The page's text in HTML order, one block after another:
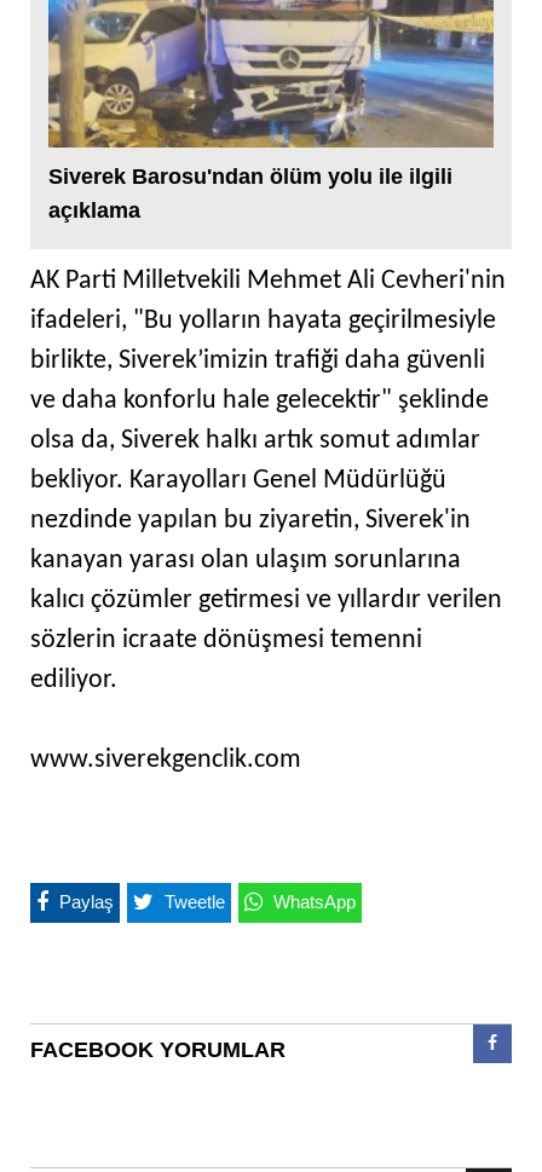
Siverek Barosu'ndan ölüm yolu ile ilgili
açıklama
AK Parti Milletvekili Mehmet Ali Cevheri'nin
ifadeleri, "Bu yolların hayata geçirilmesiyle
birlikte, Siverek’imizin trafiği daha güvenli
ve daha konforlu hale gelecektir" şeklinde
olsa da, Siverek halkı artık somut adımlar
bekliyor. Karayolları Genel Müdürlüğü
nezdinde yapılan bu ziyaretin, Siverek'in
kanayan yarası olan ulaşım sorunlarına
kalıcı çözümler getirmesi ve yıllardır verilen
sözlerin icraate dönüşmesi temenni
ediliyor.
www.siverekgenclik.com
Paylaş Tweetle WhatsApp
FACEBOOK YORUMLAR